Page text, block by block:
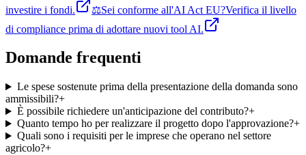
investire i fondi.
⚖️Sei conforme all'AI Act EU?Verifica il livello
di compliance prima di adottare nuovi tool AI.
Domande frequenti
Le spese sostenute prima della presentazione della domanda sono
ammissibili?+
È possibile richiedere un'anticipazione del contributo?+
Quanto tempo ho per realizzare il progetto dopo l'approvazione?+
Quali sono i requisiti per le imprese che operano nel settore
agricolo?+